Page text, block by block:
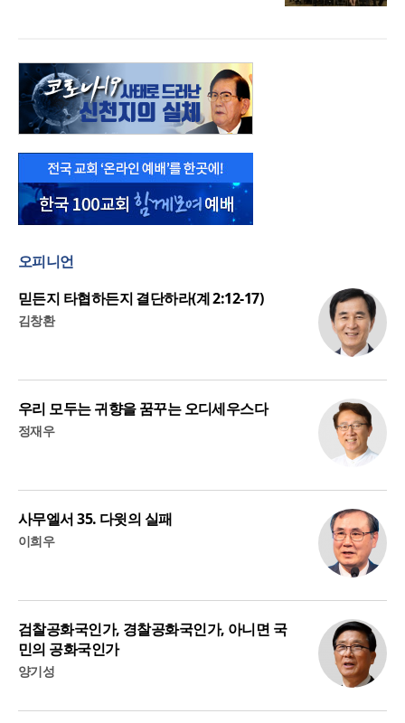
오피니언
믿든지 타협하든지 결단하라(계 2:12-17)
김창환
우리 모두는 귀향을 꿈꾸는 오디세우스다
정재우
사무엘서 35. 다윗의 실패
이희우
검찰공화국인가, 경찰공화국인가, 아니면 국
민의 공화국인가
양기성